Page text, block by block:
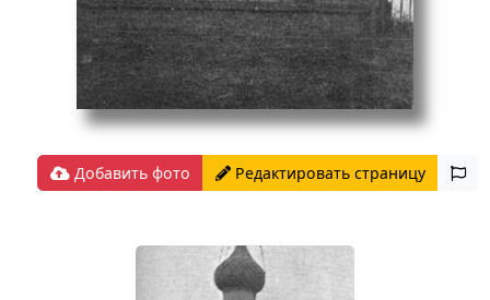
Добавить фото Редактировать страницу